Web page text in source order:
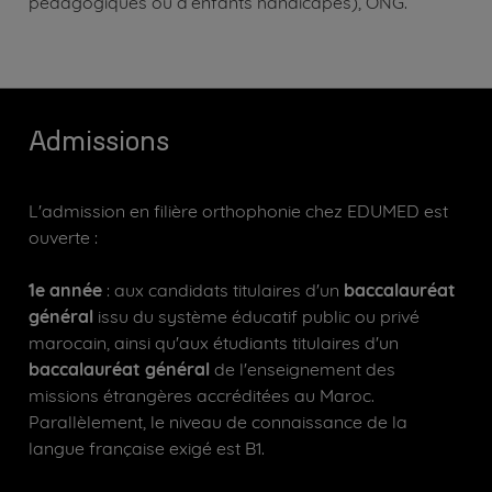
Physique acoustique et sensorielle appliquée à
Anatomie - physiologie 2
Culture digitale
Imagerie, explorations et investigations
Oralité, orthodontie dento-faciale et fonctions oro-
troubles, sémiologie, évaluation et intervention
Phonation, voix, pathologie : sémiologie, évaluation et
Audition : pathologies, sémiologie, évaluation et
intervention
Raisonnement clinique et étude de cas 1
Langues : anglais et espagnol
Développement personnel
Psychiatrie et Gériatrie
Stage de perfectionnement 1
Aphasiologie, sémiologie, évaluation et
Troubles neuro cognitifs, dysarthries, syndrome
démentiel et maladie neurodégénératives
Admissions
L'admission en filière orthophonie chez EDUMED est
ouverte :
1e année : aux candidats titulaires d'un baccalauréat
général issu du système éducatif public ou privé
marocain, ainsi qu'aux étudiants titulaires d'un
baccalauréat général de l'enseignement des
missions étrangères accréditées au Maroc.
Parallèlement, le niveau de connaissance de la
langue française exigé est B1.